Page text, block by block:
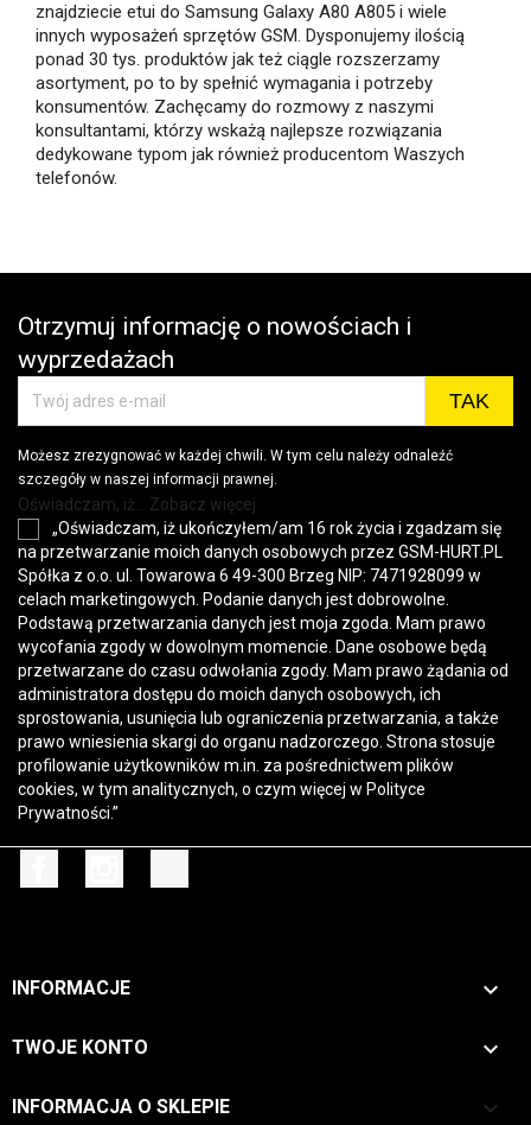
znajdziecie etui do Samsung Galaxy A80 A805 i wiele
innych wyposażeń sprzętów GSM. Dysponujemy ilością
ponad 30 tys. produktów jak też ciągle rozszerzamy
asortyment, po to by spełnić wymagania i potrzeby
konsumentów. Zachęcamy do rozmowy z naszymi
konsultantami, którzy wskażą najlepsze rozwiązania
dedykowane typom jak również producentom Waszych
telefonów.
Otrzymuj informację o nowościach i
wyprzedażach
Możesz zrezygnować w każdej chwili. W tym celu należy odnaleźć
szczegóły w naszej informacji prawnej.
Oświadczam, iż... Zobacz więcej
„Oświadczam, iż ukończyłem/am 16 rok życia i zgadzam się
na przetwarzanie moich danych osobowych przez GSM-HURT.PL
Spółka z o.o. ul. Towarowa 6 49-300 Brzeg NIP: 7471928099 w
celach marketingowych. Podanie danych jest dobrowolne.
Podstawą przetwarzania danych jest moja zgoda. Mam prawo
wycofania zgody w dowolnym momencie. Dane osobowe będą
przetwarzane do czasu odwołania zgody. Mam prawo żądania od
administratora dostępu do moich danych osobowych, ich
sprostowania, usunięcia lub ograniczenia przetwarzania, a także
prawo wniesienia skargi do organu nadzorczego. Strona stosuje
profilowanie użytkowników m.in. za pośrednictwem plików
cookies, w tym analitycznych, o czym więcej w Polityce
Prywatności.”
INFORMACJE 
TWOJE KONTO 
INFORMACJA O SKLEPIE keyboard_arrow_down